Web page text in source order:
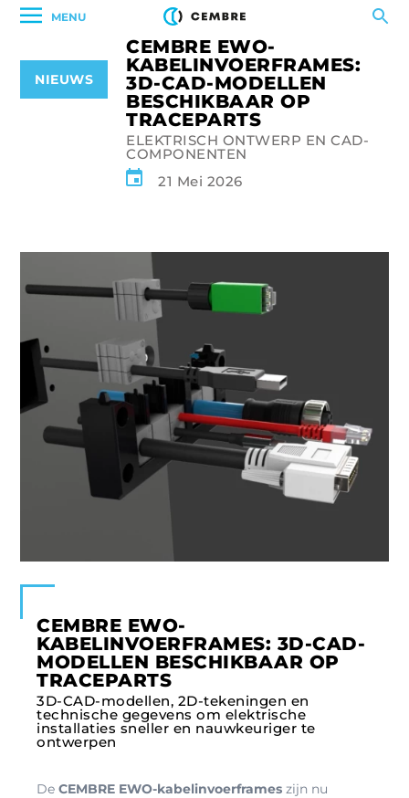
MENU
NIEUWS
CEMBRE EWO-
KABELINVOERFRAMES:
3D-CAD-MODELLEN
BESCHIKBAAR OP
TRACEPARTS
ELEKTRISCH ONTWERP EN CAD-
COMPONENTEN
21 Mei 2026
CEMBRE EWO-
KABELINVOERFRAMES: 3D-CAD-
MODELLEN BESCHIKBAAR OP
TRACEPARTS
3D-CAD-modellen, 2D-tekeningen en
technische gegevens om elektrische
installaties sneller en nauwkeuriger te
ontwerpen
De CEMBRE EWO-kabelinvoerframes zijn nu